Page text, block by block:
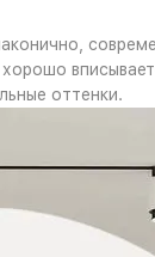
оттенки.